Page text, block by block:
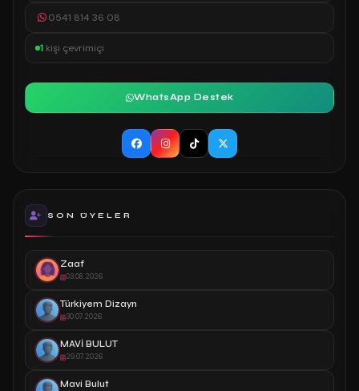
0541 814 36 08
1 kişi çevrimiçi
WhatsApp Destek
SON ÜYELER
Zaaf
03.08.2026
Türkiyem Dizayn
30.07.2026
MAVİ BULUT
29.07.2026
Mavi Bulut